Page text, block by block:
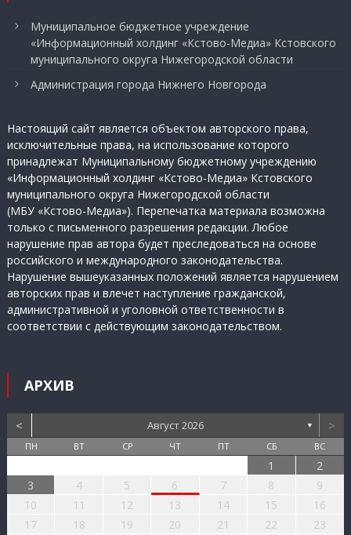
Муниципальное бюджетное учреждение
«Информационный холдинг «Кстово-Медиа» Кстовского
муниципального округа Нижегородской области
Администрация города Нижнего Новгорода
Настоящий сайт является объектом авторского права,
исключительные права, на использование которого
принадлежат Муниципальному бюджетному учреждению
«Информационный холдинг «Кстово-Медиа» Кстовского
муниципального округа Нижегородской области
(МБУ «Кстово-Медиа»). Перепечатка материала возможна
только с письменного разрешения редакции. Любое
нарушение прав автора будет преследоваться на основе
российского и международного законодательства.
Нарушение вышеуказанных положений является нарушением
авторских прав и влечет наступление гражданской,
административной и уголовной ответственности в
соответствии с действующим законодательством.
АРХИВ
< Август 2026 ▼ >
ПН ВТ СР ЧТ ПТ СБ ВС
1
2
3
4 5 6 7 8
9
10
11 12 13 14 15
16
17
18 19 20 21 22 23